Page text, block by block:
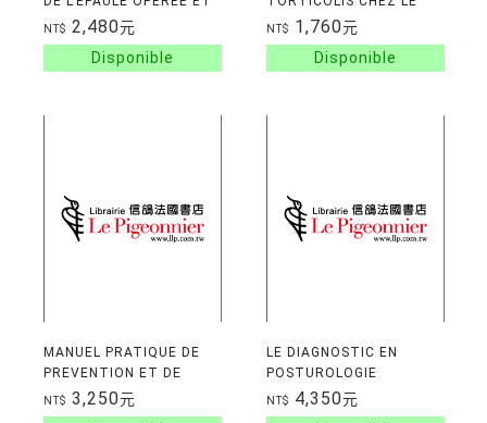
NON OPEREE
NT$ 2,480元
NOUVEAU-NE
NT$ 1,760元
MANUEL PRATIQUE DE
PREVENTION ET DE
READAPTATION
CARDIOVASCULAIRE
NT$ 3,250元
LE DIAGNOSTIC EN
POSTUROLOGIE
NT$ 4,350元